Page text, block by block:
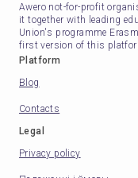
Awero not-for-profit
it together with leading
Union's programme
first version of this
Platform
Blog
Contacts
Legal
Privacy policy